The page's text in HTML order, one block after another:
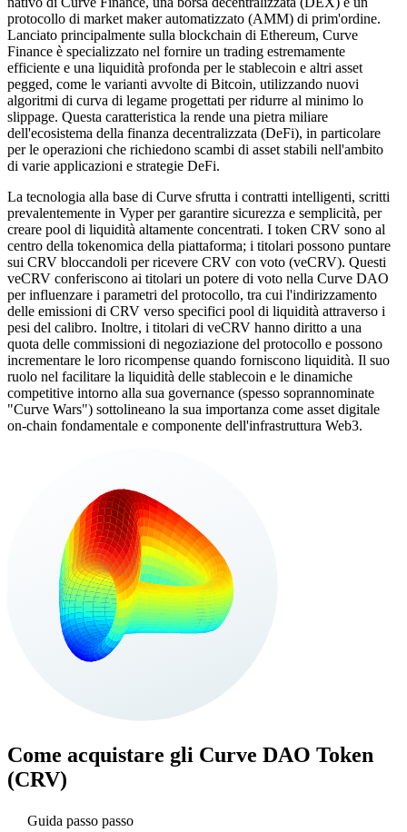
protocollo di market maker automatizzato (AMM) di prim'ordine.
Lanciato principalmente sulla blockchain di Ethereum, Curve
Finance è specializzato nel fornire un trading estremamente
efficiente e una liquidità profonda per le stablecoin e altri asset
pegged, come le varianti avvolte di Bitcoin, utilizzando nuovi
algoritmi di curva di legame progettati per ridurre al minimo lo
slippage. Questa caratteristica la rende una pietra miliare
dell'ecosistema della finanza decentralizzata (DeFi), in particolare
per le operazioni che richiedono scambi di asset stabili nell'ambito
di varie applicazioni e strategie DeFi.
La tecnologia alla base di Curve sfrutta i contratti intelligenti, scritti
prevalentemente in Vyper per garantire sicurezza e semplicità, per
creare pool di liquidità altamente concentrati. I token CRV sono al
centro della tokenomica della piattaforma; i titolari possono puntare
sui CRV bloccandoli per ricevere CRV con voto (veCRV). Questi
veCRV conferiscono ai titolari un potere di voto nella Curve DAO
per influenzare i parametri del protocollo, tra cui l'indirizzamento
delle emissioni di CRV verso specifici pool di liquidità attraverso i
pesi del calibro. Inoltre, i titolari di veCRV hanno diritto a una
quota delle commissioni di negoziazione del protocollo e possono
incrementare le loro ricompense quando forniscono liquidità. Il suo
ruolo nel facilitare la liquidità delle stablecoin e le dinamiche
competitive intorno alla sua governance (spesso soprannominate
"Curve Wars") sottolineano la sua importanza come asset digitale
on-chain fondamentale e componente dell'infrastruttura Web3.
Come acquistare gli Curve DAO Token
(CRV)
Guida passo passo